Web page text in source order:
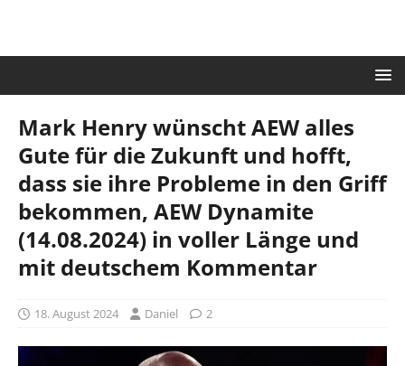
Mark Henry wünscht AEW alles
Gute für die Zukunft und hofft,
dass sie ihre Probleme in den Griff
bekommen, AEW Dynamite
(14.08.2024) in voller Länge und
mit deutschem Kommentar
18. August 2024 Daniel 2